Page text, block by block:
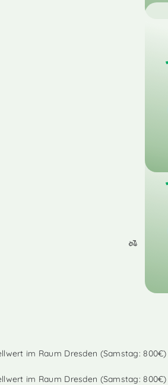
im Raum Dresden (Samstag: 800€)
im Raum Dresden (Samstag: 800€)